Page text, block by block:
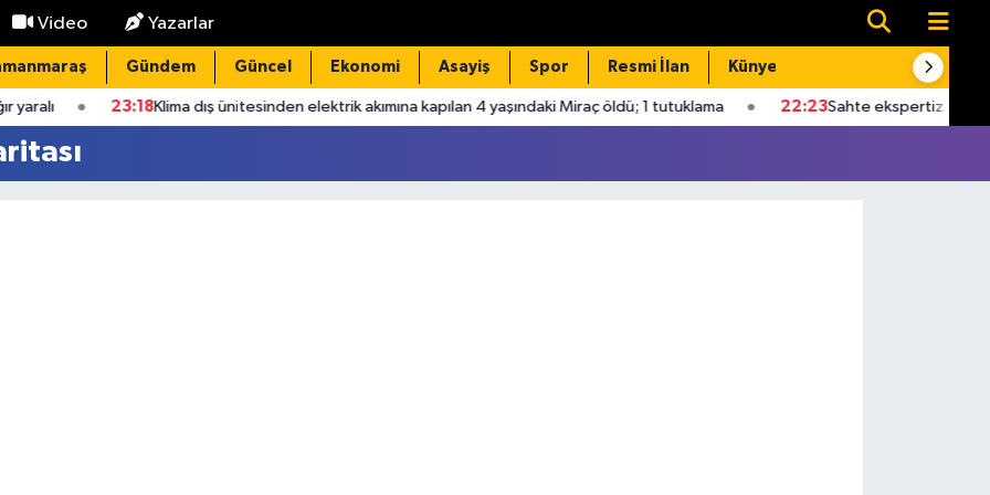
Video Yazarlar
Gündem Güncel Ekonomi Asayiş Spor Resmi İlan Künye
23:18Klima dış ünitesinden elektrik akımına kapılan 4 yaşındaki Miraç öldü; 1 tutuklama 22:23Sahte ekspertiz